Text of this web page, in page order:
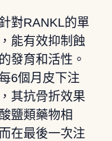
對RANKL的單
能有效抑制蝕
發育和活性。
6個月皮下注
其抗骨折效果
鹽類藥物相
在最後一次注